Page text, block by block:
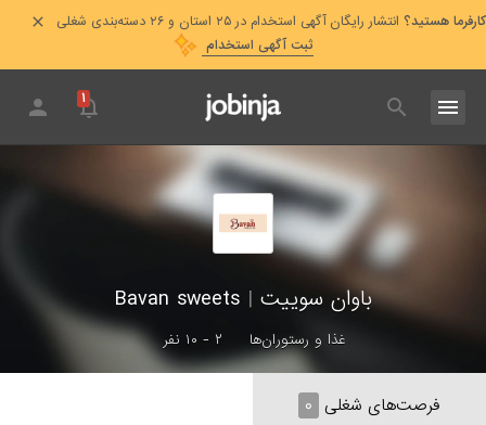
کارفرما هستید؟ انتشار رایگان آگهی استخدام در ۲۵ استان و ۲۶ دسته‌بندی شغلی
ثبت آگهی استخدام
۱
باوان سوییت |
Bavan sweets
غذا و رستوران‌ها ۲ - ۱۰ نفر
فرصت‌های شغلی ۰